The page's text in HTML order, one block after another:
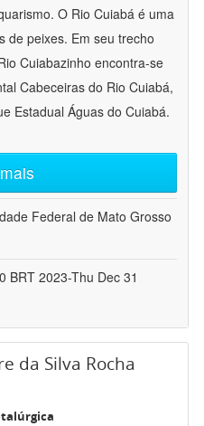
O Rio Cuiabá é uma
de peixes. Em seu trecho
Cuiabazinho encontra-se
Cabeceiras do Rio Cuiabá,
Estadual Águas do Cuiabá.
Federal de Mato Grosso
BRT 2023-Thu Dec 31
da Silva Rocha